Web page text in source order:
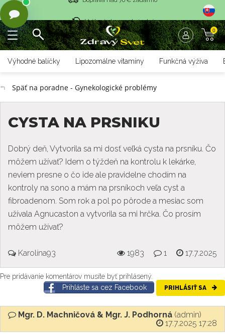
Rýchle dodanie <36 hod 0
Výhodné balíčky Lipozomálne vitamíny Funkčná výživa
Späť na poradne - Gynekologické problémy
CYSTA NA PRSNIKU
Dobrý deň, Vytvorila sa mi dosť veľká cysta na prsníku. Čo
môžem užívať? Idem o týždeň na kontrolu k lekárke,
neviem presne o čo ide ale pravidelne chodím na
kontroly na sono a mám na prsníkoch veľa cyst a
fibroadenom. Som rok a pol po pôrode a mesiac som
užívala Agnucaston a vytvorila sa mi hrčka. Čo prosím
môžem užívať?
Karolína93 1983 1 17.7.2025
Pre pridávanie komentárov musíte byť prihlásený.
Prihláste sa cez Facebook
PRIHLÁSIŤ SA
Mgr. D. Machničová & Mgr. J. Podhorná (admin)
17.7.2025 17:28